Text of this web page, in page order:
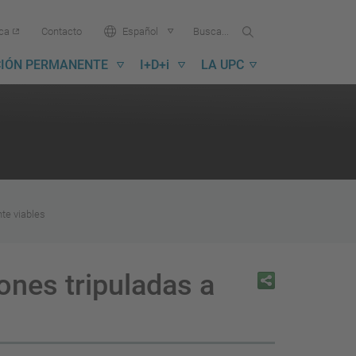
Contacto Idioma:Español
Buscar
UPC
PERMANENTE I+D+i LA UPC
viables
tripuladas a